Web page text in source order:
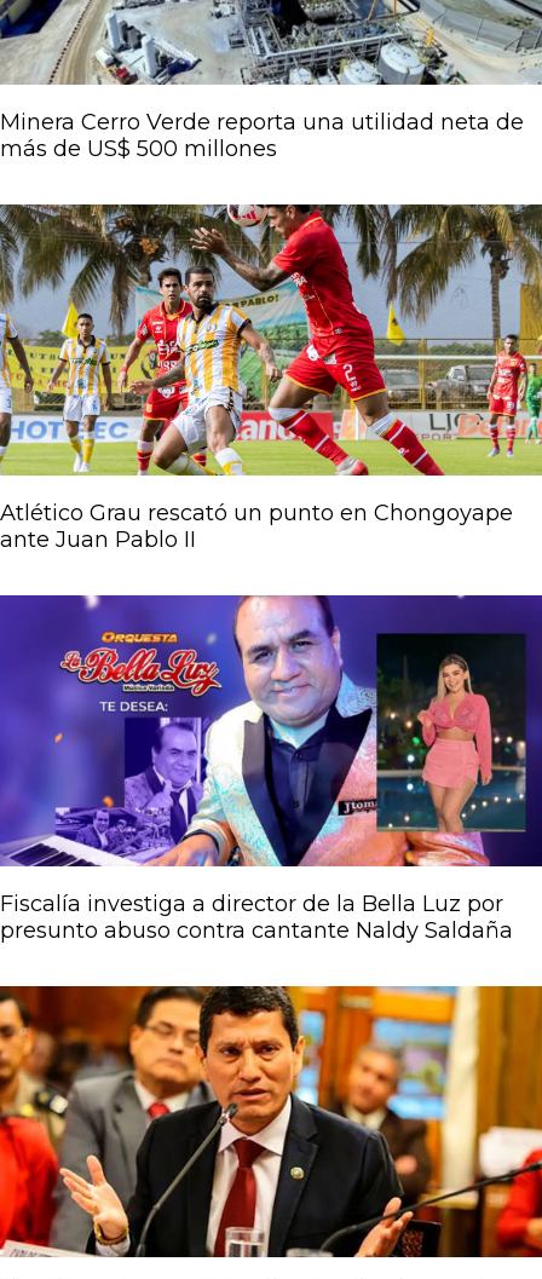
Minera Cerro Verde reporta una utilidad neta de
más de US$ 500 millones
Atlético Grau rescató un punto en Chongoyape
ante Juan Pablo II
Fiscalía investiga a director de la Bella Luz por
presunto abuso contra cantante Naldy Saldaña